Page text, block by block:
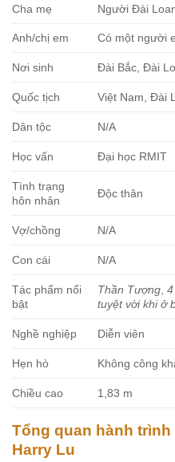
Cha mẹ Người Đài
Anh/chị em Có một người
Nơi sinh Đài Bắc, Đài
Quốc tịch Việt Nam, Đài
Dân tộc N/A
Học vấn Đại học RMIT
Tình trạng
hôn nhân
Độc thân
Vợ/chồng N/A
Con cái N/A
Tác phẩm nổi
bật
Thần Tượng ,
tuyệt vời khi ở
Nghề nghiệp Diễn viên
Hẹn hò Không công
Chiều cao 1,83 m
Tổng quan hành
Harry Lu